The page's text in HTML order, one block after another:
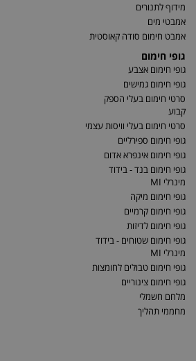
מידוף לתנורים
אמבטי מים
אמבט חימום סודה קאוסטית
גופי חימום
גופי חימום אצבע
גופי חימום גמישים
סרטי חימום בעלי הספק
קבוע
סרטי חימום בעלי וויסות עצמי
גופי חימום ספירליים
גופי חימום אינפרא אדום
גופי חימום בנד - בידוד
מינרלי MI
גופי חימום מיקה
גופי חימום קרמיים
גופי חימום לדיזות
גופי חימום שטוחים - בידוד
מינרלי MI
גופי חימום טבולים לחומצות
גופי חימום צינוריים
מלחם חשמלי
מחממי תהליך